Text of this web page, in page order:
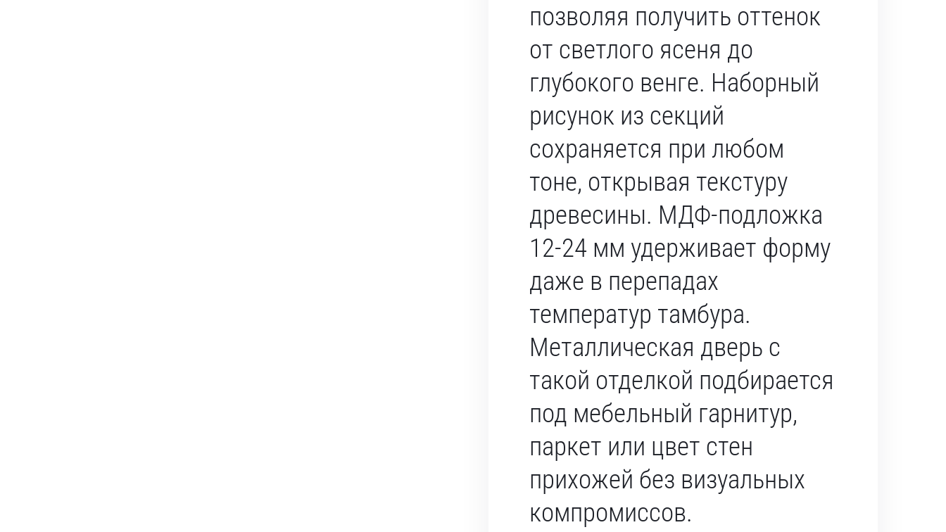
позволяя получить оттенок
от светлого ясеня до
глубокого венге. Наборный
рисунок из секций
сохраняется при любом
тоне, открывая текстуру
древесины. МДФ-подложка
12-24 мм удерживает форму
даже в перепадах
температур тамбура.
Металлическая дверь с
такой отделкой подбирается
под мебельный гарнитур,
паркет или цвет стен
прихожей без визуальных
компромиссов.